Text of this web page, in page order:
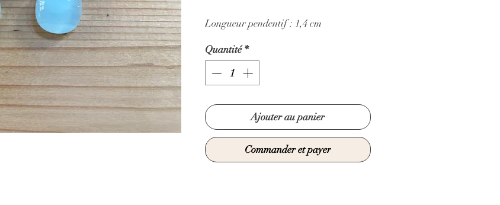
Longueur pendentif : 1,4 cm
Quantité *
Ajouter au panier
Commander et payer